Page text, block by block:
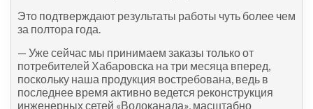
Это подтверждают результаты работы чуть более чем
за полтора года.
— Уже сейчас мы принимаем заказы только от
потребителей Хабаровска на три месяца вперед,
поскольку наша продукция востребована, ведь в
последнее время активно ведется реконструкция
инженерных сетей «Водоканала», масштабно